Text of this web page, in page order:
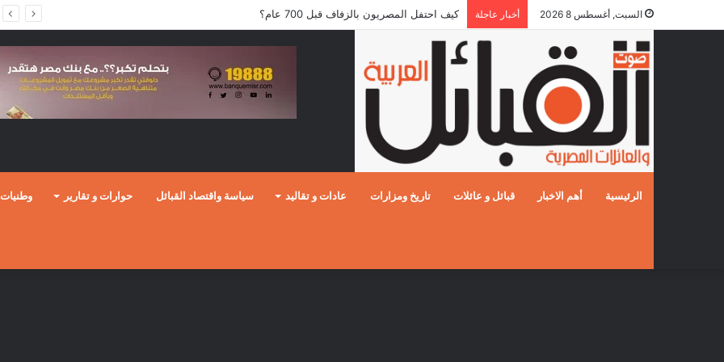
السبت, أغسطس 8 2026 أخبار عاجلة كيف احتفل المصريون بالزفاف قبل 700 عام؟
الرئيسية أهم الاخبار قبائل و عائلات تاريخ ومزارات عادات و تقاليد سياسة واقتصاد القبائل حوارات و تقارير وطنيات